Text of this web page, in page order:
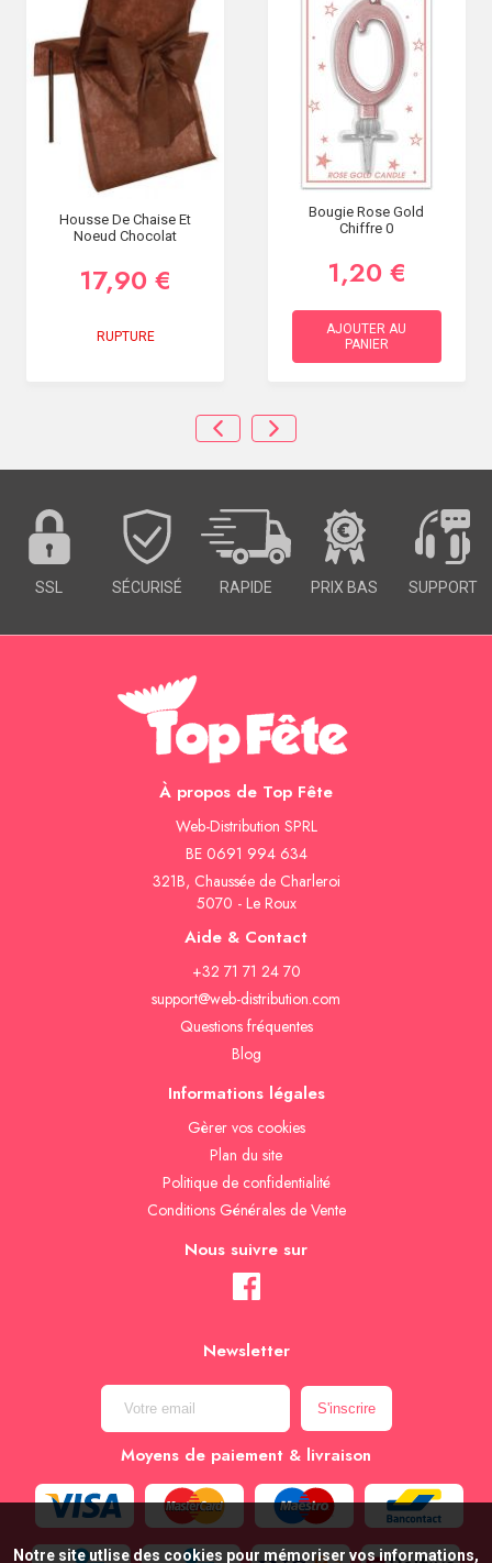
Housse De Chaise Et
Noeud Chocolat
17,90 €
RUPTURE
Bougie Rose Gold
Chiffre 0
1,20 €
AJOUTER AU
PANIER
SSL SÉCURISÉ RAPIDE PRIX BAS SUPPORT
À propos de Top Fête
Web-Distribution SPRL
BE 0691 994 634
321B, Chaussée de Charleroi
5070 - Le Roux
Aide & Contact
+32 71 71 24 70
support@web-distribution.com
Questions fréquentes
Blog
Informations légales
Gèrer vos cookies
Plan du site
Politique de confidentialité
Conditions Générales de Vente
Nous suivre sur
Newsletter
Moyens de paiement & livraison
Notre site utlise des cookies pour mémoriser vos informations,